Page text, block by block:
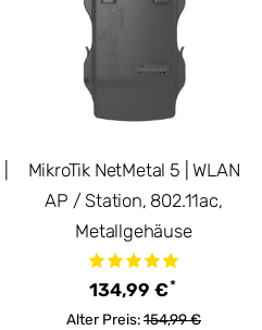
MikroTik NetMetal 5 | WLAN
AP / Station, 802.11ac,
Metallgehäuse
134,99 €*
Alter Preis:154,99 €